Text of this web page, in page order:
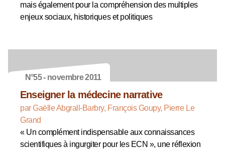
mais également pour la compréhension des multiples
enjeux sociaux, historiques et politiques
N°55 - novembre 2011
Enseigner la médecine narrative
par Gaëlle Abgrall-Barbry, François Goupy, Pierre Le
Grand
« Un complément indispensable aux connaissances
scientifiques à ingurgiter pour les ECN », une réflexion